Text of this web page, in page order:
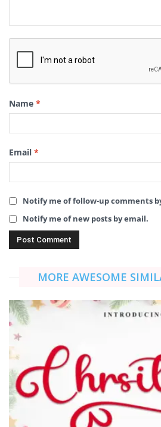
Name *
Email *
Notify me of follow-up comments
Notify me of new posts by email.
MORE AWESOME